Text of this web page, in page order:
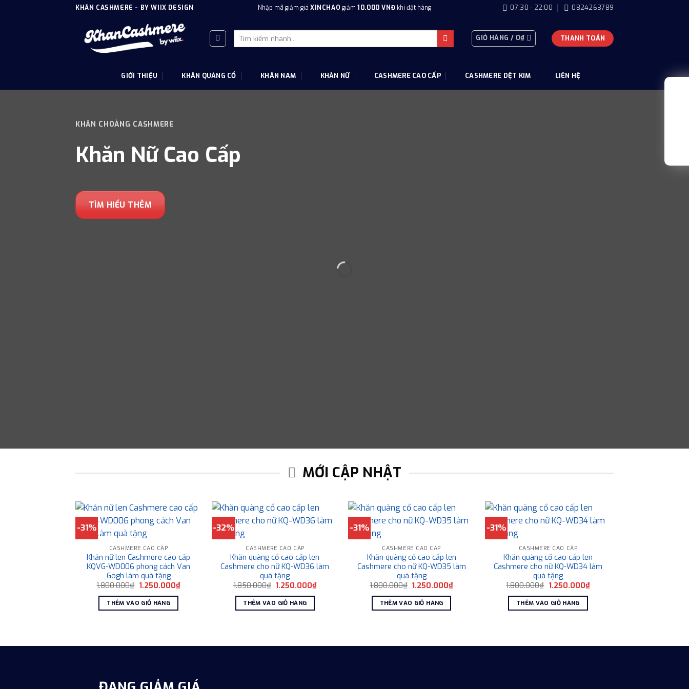
KHĂN CASHMERE - BY WIIX DESIGN Nhập mã giảm giá XINCHAO giảm10.000 VNĐ khi đặt hàng 07:30 - 22:00 0824263789
Tìm
kiếm:
GIỎ HÀNG / 0₫ THANH TOÁN
GIỚI THIỆU KHĂN QUÀNG CỔ KHĂN NAM KHĂN NỮ CASHMERE CAO CẤP CASHMERE DỆT KIM LIÊN HỆ
KHĂN CHOÀNG CASHMERE
Khăn Nữ Cao Cấp
TÌM HIỂU THÊM
MỚI CẬP NHẬT
-31%
CASHMERE CAO CẤP
Khăn nữ len Cashmere cao cấp
KQVG-WD006 phong cách Van
Gogh làm quà tặng
1.800.000₫ Giá
là:
1.800.000₫.
1.250.000₫Giá
THÊM VÀO GIỎ HÀNG
-32%
CASHMERE CAO CẤP
Khăn quàng cổ cao cấp len
Cashmere cho nữ KQ-WD36 làm
quà tặng
1.850.000₫ Giá
là:
1.850.000₫.
1.250.000₫Giá
THÊM VÀO GIỎ HÀNG
-31%
CASHMERE CAO CẤP
Khăn quàng cổ cao cấp len
Cashmere cho nữ KQ-WD35 làm
quà tặng
1.800.000₫ Giá
là:
1.800.000₫.
1.250.000₫Giá
THÊM VÀO GIỎ HÀNG
-31%
CASHMERE CAO CẤP
Khăn quàng cổ cao cấp len
Cashmere cho nữ KQ-WD34 làm
quà tặng
1.800.000₫ Giá
là:
1.800.000₫.
1.250.000₫Giá
THÊM VÀO GIỎ HÀNG